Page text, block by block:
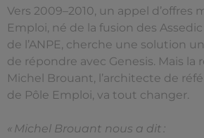
Vers 2009–2010, un appel d’offres
Emploi, né de la fusion des
de l’ANPE, cherche une solution
de répondre avec Genesis. Mais la
Michel Brouant, l’architecte de
de Pôle Emploi, va tout changer.
« Michel Brouant nous a dit :